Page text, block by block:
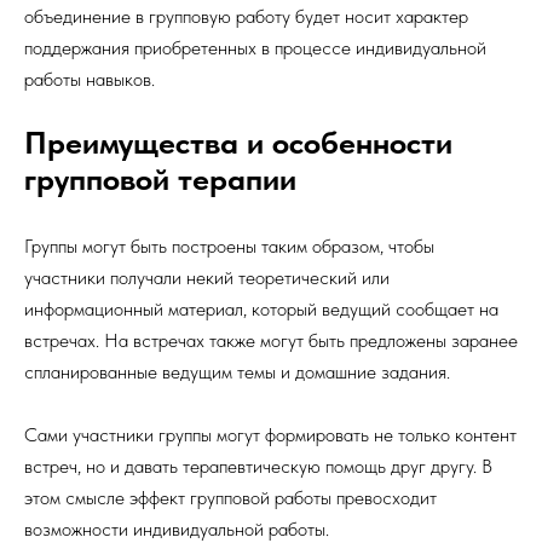
объединение в групповую работу будет носит характер
поддержания приобретенных в процессе индивидуальной
работы навыков.
Преимущества и особенности
групповой терапии
Группы могут быть построены таким образом, чтобы
участники получали некий теоретический или
информационный материал, который ведущий сообщает на
встречах. На встречах также могут быть предложены заранее
спланированные ведущим темы и домашние задания.
Сами участники группы могут формировать не только контент
встреч, но и давать терапевтическую помощь друг другу. В
этом смысле эффект групповой работы превосходит
возможности индивидуальной работы.